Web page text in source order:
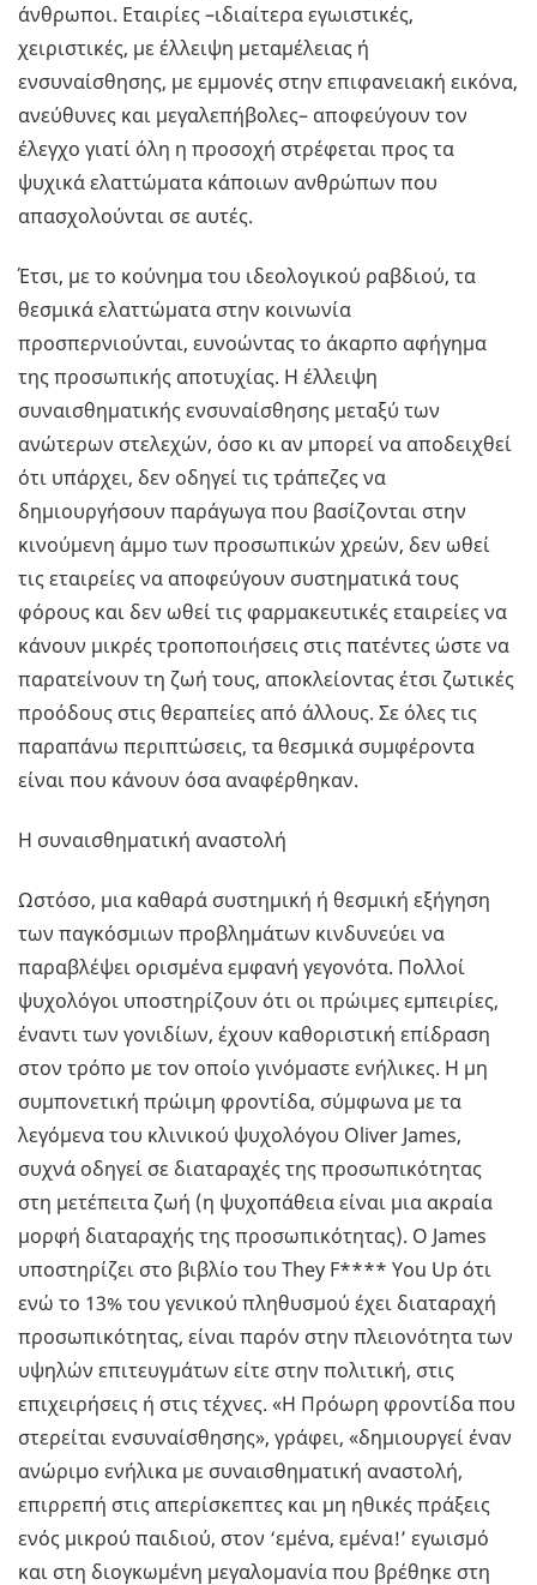
άνθρωποι. Εταιρίες –ιδιαίτερα εγωιστικές,
χειριστικές, με έλλειψη μεταμέλειας ή
ενσυναίσθησης, με εμμονές στην επιφανειακή εικόνα,
ανεύθυνες και μεγαλεπήβολες– αποφεύγουν τον
έλεγχο γιατί όλη η προσοχή στρέφεται προς τα
ψυχικά ελαττώματα κάποιων ανθρώπων που
απασχολούνται σε αυτές.
Έτσι, με το κούνημα του ιδεολογικού ραβδιού, τα
θεσμικά ελαττώματα στην κοινωνία
προσπερνιούνται, ευνοώντας το άκαρπο αφήγημα
της προσωπικής αποτυχίας. Η έλλειψη
συναισθηματικής ενσυναίσθησης μεταξύ των
ανώτερων στελεχών, όσο κι αν μπορεί να αποδειχθεί
ότι υπάρχει, δεν οδηγεί τις τράπεζες να
δημιουργήσουν παράγωγα που βασίζονται στην
κινούμενη άμμο των προσωπικών χρεών, δεν ωθεί
τις εταιρείες να αποφεύγουν συστηματικά τους
φόρους και δεν ωθεί τις φαρμακευτικές εταιρείες να
κάνουν μικρές τροποποιήσεις στις πατέντες ώστε να
παρατείνουν τη ζωή τους, αποκλείοντας έτσι ζωτικές
προόδους στις θεραπείες από άλλους. Σε όλες τις
παραπάνω περιπτώσεις, τα θεσμικά συμφέροντα
είναι που κάνουν όσα αναφέρθηκαν.
Η συναισθηματική αναστολή
Ωστόσο, μια καθαρά συστημική ή θεσμική εξήγηση
των παγκόσμιων προβλημάτων κινδυνεύει να
παραβλέψει ορισμένα εμφανή γεγονότα. Πολλοί
ψυχολόγοι υποστηρίζουν ότι οι πρώιμες εμπειρίες,
έναντι των γονιδίων, έχουν καθοριστική επίδραση
στον τρόπο με τον οποίο γινόμαστε ενήλικες. Η μη
συμπονετική πρώιμη φροντίδα, σύμφωνα με τα
λεγόμενα του κλινικού ψυχολόγου Oliver James,
συχνά οδηγεί σε διαταραχές της προσωπικότητας
στη μετέπειτα ζωή (η ψυχοπάθεια είναι μια ακραία
μορφή διαταραχής της προσωπικότητας). Ο James
υποστηρίζει στο βιβλίο του They F**** You Up ότι
ενώ το 13% του γενικού πληθυσμού έχει διαταραχή
προσωπικότητας, είναι παρόν στην πλειονότητα των
υψηλών επιτευγμάτων είτε στην πολιτική, στις
επιχειρήσεις ή στις τέχνες. «Η Πρόωρη φροντίδα που
στερείται ενσυναίσθησης», γράφει, «δημιουργεί έναν
ανώριμο ενήλικα με συναισθηματική αναστολή,
επιρρεπή στις απερίσκεπτες και μη ηθικές πράξεις
ενός μικρού παιδιού, στον ‘εμένα, εμένα!’ εγωισμό
και στη διογκωμένη μεγαλομανία που βρέθηκε στη